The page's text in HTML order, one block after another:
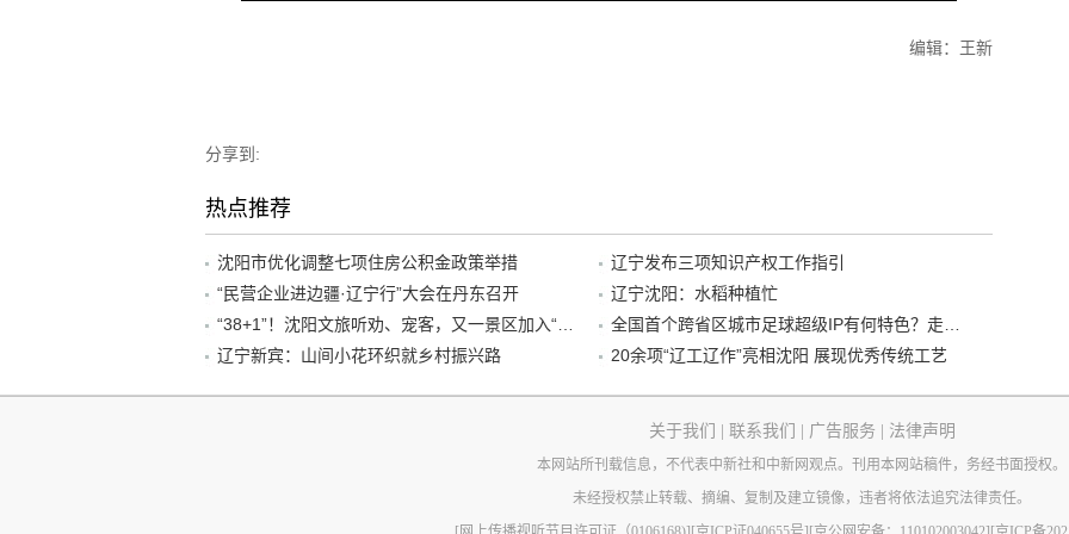
编辑：王新
分享到:
热点推荐
沈阳市优化调整七项住房公积金政策举措
辽宁发布三项知识产权工作指引
“民营企业进边疆·辽宁行”大会在丹东召开
辽宁沈阳：水稻种植忙
“38+1”！沈阳文旅听劝、宠客，又一景区加入“东北超”优惠名单！
全国首个跨省区城市足球超级IP有何特色？走进沈阳现场去看看
辽宁新宾：山间小花环织就乡村振兴路
20余项“辽工辽作”亮相沈阳 展现优秀传统工艺
关于我们 联系我们 广告服务 法律声明
本网站所刊载信息，不代表中新社和中新网观点。刊用本网站稿件，务经书面授权。
未经授权禁止转载、摘编、复制及建立镜像，违者将依法追究法律责任。